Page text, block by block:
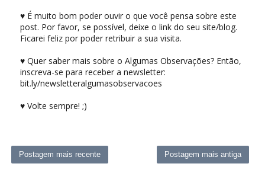
♥ É muito bom poder ouvir o que você pensa sobre este
post. Por favor, se possível, deixe o link do seu site/blog.
Ficarei feliz por poder retribuir a sua visita.
♥ Quer saber mais sobre o Algumas Observações? Então,
inscreva-se para receber a newsletter:
bit.ly/newsletteralgumasobservacoes
♥ Volte sempre! ;)
Postagem mais recente Postagem mais antiga